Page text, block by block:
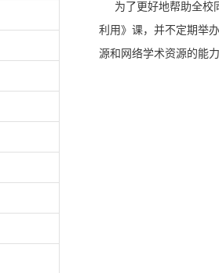
为了更好地帮助全校
利用》课，并不定期举
源和网络学术资源的能